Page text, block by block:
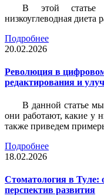
В этой статье
низкоуглеводная диета
Подробнее
20.02.2026
Революция в
редактирования и
В данной статье
они работают, какие у
также приведем
Подробнее
18.02.2026
Стоматология в Туле:
перспектив развития